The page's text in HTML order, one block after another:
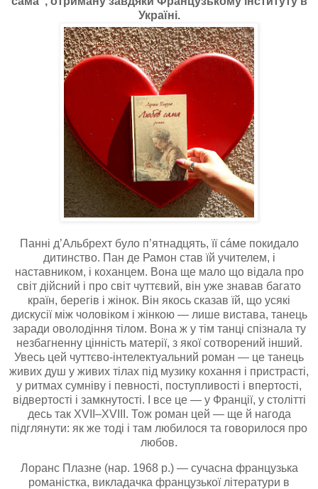
Україні.
Панні д’Альбрехт було п’ятнадцять, її сáме покидало
дитинство. Пан де Рамон став їй учителем, і
наставником, і коханцем. Вона ще мало що відала про
світ дійсний і про світ чуттєвий, він уже знавав багато
країн, берегів і жінок. Він якось сказав їй, що усякі
дискусії між чоловіком і жінкою — лише вистава, танець
заради оволодіння тілом. Вона ж у тім танці спізнала ту
незбагненну цінність матерії, з якої сотворений інший.
Увесь цей чуттєво-інтелектуальний роман — це танець
живих душ у живих тілах під музику кохання і пристрасті,
у ритмах сумніву і певності, поступливості і впертості,
відвертості і замкнутості. І все це — у Франції, у столітті
десь так ХVII–ХVIII. Тож роман цей — ще й нагода
підглянути: як же тоді і там любилося та говорилося про
любов.
Лоранс Плазне (нар. 1968 р.) — сучасна французька
романістка, викладачка французької літератури в